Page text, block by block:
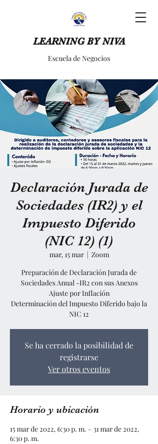
LEARNING BY NIVA
Escuela de Negocios
Declaración Jurada de
Sociedades (IR2) y el
Impuesto Diferido
(NIC 12) (1)
mar, 15 mar
  |
Zoom
Preparación de Declaración Jurada de
Sociedades Anual -IR2 con sus Anexos
Ajuste por Inflación
Determinación del Impuesto Diferido bajo la
NIC 12
Se ha cerrado la posibilidad de
registrarse
Ver otros eventos
Horario y ubicación
15 mar de 2022, 6:30 p. m. – 31 mar de 2022,
6:30 p. m.